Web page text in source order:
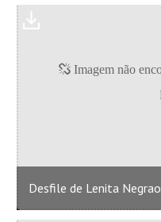
Desfile de Lenita Negrao